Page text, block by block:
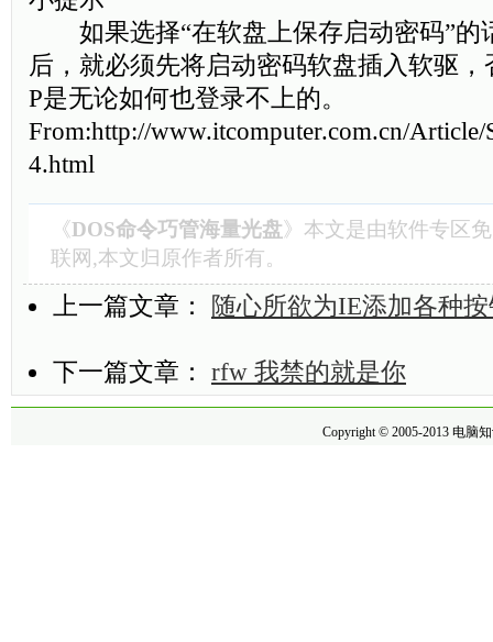
如果选择“在软盘上保存启动密码”的
后，就必须先将启动密码软盘插入软驱，
P是无论如何也登录不上的。
From:http://www.itcomputer.com.cn/Article/
4.html
《DOS命令巧管海量光盘》本文是由软件专区
联网,本文归原作者所有。
上一篇文章： 随心所欲为IE添加各种
下一篇文章： rfw 我禁的就是你
Copyright © 2005-2013 电脑